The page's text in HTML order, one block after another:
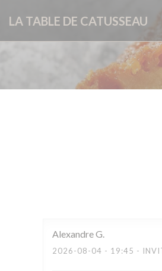
LA TABLE DE CATUSSEAU
AlexandreG
2026-08-04 - 19:45 -